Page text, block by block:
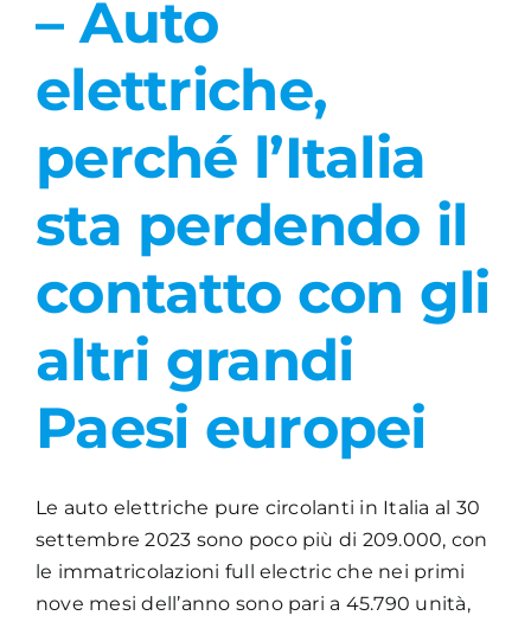
Academy
– Auto
elettriche,
perché l’Italia
sta perdendo il
contatto con gli
altri grandi
Paesi europei
Le auto elettriche pure circolanti in Italia al 30
settembre 2023 sono poco più di 209.000, con
le immatricolazioni full electric che nei primi
nove mesi dell’anno sono pari a 45.790 unità,